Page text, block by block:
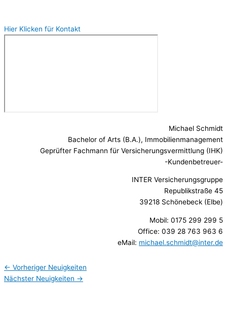
Hier Klicken für Kontakt
Michael Schmidt
Bachelor of Arts (B.A.), Immobilienmanagement
Geprüfter Fachmann für Versicherungsvermittlung (IHK)
-Kundenbetreuer-
INTER Versicherungsgruppe
Republikstraße 45
39218 Schönebeck (Elbe)
Mobil: 0175 299 299 5
Office: 039 28 763 963 6
eMail: michael.schmidt@inter.de
← Vorheriger Neuigkeiten
Nächster Neuigkeiten →